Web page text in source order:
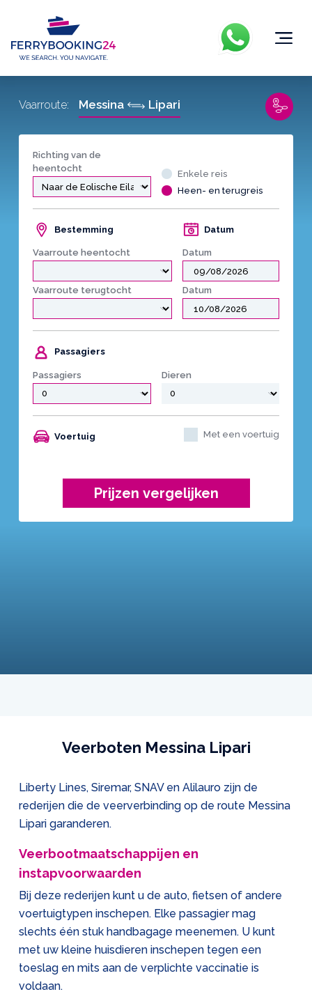
Richting van de
heentocht
Enkele reis
Heen- en terugreis
Bestemming
Vaarroute heentocht
Datum
Datum
Vaarroute terugtocht Datum
Passagiers
Passagiers Dieren
Voertuig Met een voertuig
Prijzen vergelijken
Vaarroute: Messina Lipari
Veerboten Messina Lipari
Liberty Lines, Siremar, SNAV en Alilauro zijn de
rederijen die de veerverbinding op de route Messina
Lipari garanderen.
Veerbootmaatschappijen en
instapvoorwaarden
Bij deze rederijen kunt u de auto, fietsen of andere
voertuigtypen inschepen. Elke passagier mag
slechts één stuk handbagage meenemen. U kunt
met uw kleine huisdieren inschepen tegen een
toeslag en mits aan de verplichte vaccinatie is
voldaan.